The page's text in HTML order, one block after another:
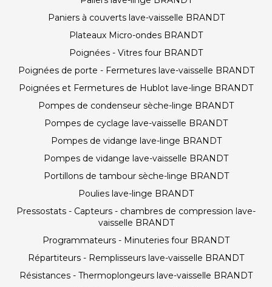
Paniers à couverts lave-vaisselle BRANDT
Plateaux Micro-ondes BRANDT
Poignées - Vitres four BRANDT
Poignées de porte - Fermetures lave-vaisselle BRANDT
Poignées et Fermetures de Hublot lave-linge BRANDT
Pompes de condenseur sèche-linge BRANDT
Pompes de cyclage lave-vaisselle BRANDT
Pompes de vidange lave-linge BRANDT
Pompes de vidange lave-vaisselle BRANDT
Portillons de tambour sèche-linge BRANDT
Poulies lave-linge BRANDT
Pressostats - Capteurs - chambres de compression lave-
vaisselle BRANDT
Programmateurs - Minuteries four BRANDT
Répartiteurs - Remplisseurs lave-vaisselle BRANDT
Résistances - Thermoplongeurs lave-vaisselle BRANDT